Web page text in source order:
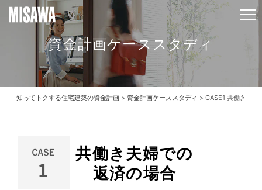
資金計画ケーススタディ
知ってトクする住宅建築の資金計画> 資金計画ケーススタディ > CASE1 共働き夫婦
共働き夫婦での
返済の場合